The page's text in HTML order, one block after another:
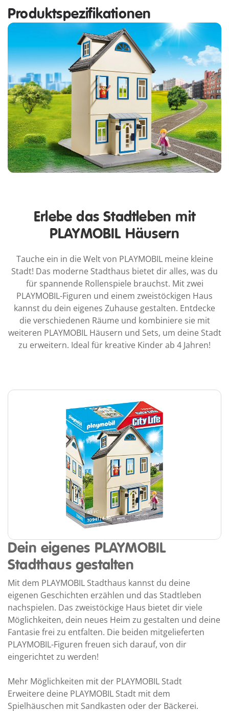
Produktspezifikationen
Erlebe das Stadtleben mit
PLAYMOBIL Häusern
Tauche ein in die Welt von PLAYMOBIL meine kleine
Stadt! Das moderne Stadthaus bietet dir alles, was du
für spannende Rollenspiele brauchst. Mit zwei
PLAYMOBIL-Figuren und einem zweistöckigen Haus
kannst du dein eigenes Zuhause gestalten. Entdecke
die verschiedenen Räume und kombiniere sie mit
weiteren PLAYMOBIL Häusern und Sets, um deine Stadt
zu erweitern. Ideal für kreative Kinder ab 4 Jahren!
Dein eigenes PLAYMOBIL
Stadthaus gestalten
Mit dem PLAYMOBIL Stadthaus kannst du deine
eigenen Geschichten erzählen und das Stadtleben
nachspielen. Das zweistöckige Haus bietet dir viele
Möglichkeiten, dein neues Heim zu gestalten und deine
Fantasie frei zu entfalten. Die beiden mitgelieferten
PLAYMOBIL-Figuren freuen sich darauf, von dir
eingerichtet zu werden!
Mehr Möglichkeiten mit der PLAYMOBIL Stadt
Erweitere deine PLAYMOBIL Stadt mit dem
Spielhäuschen mit Sandkasten oder der Bäckerei.